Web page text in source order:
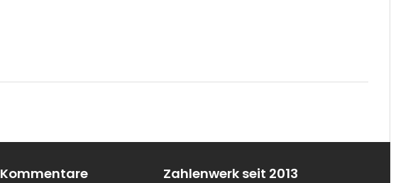
Zahlenwerk seit 2013